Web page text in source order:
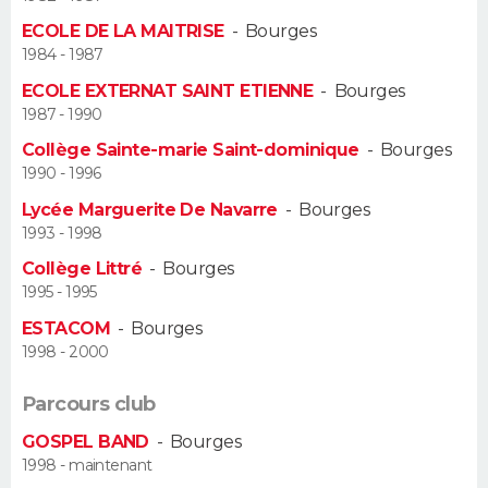
Alimentation
Guide de la santé
Maladies
Médicaments
Sommeil
VOYAGE
Destinations
City break
Voyage nature
Voyage de noces
Forum
Climat
+
PHOTO
GUIDES D'ACHAT
BONS PLANS
Carte de Noël
Carte Bonne année
Carte Saint-Valentin
Carte Pâques
Carte d'anniversaire
Dictionnaire
Biographies
Citations
Expressions
Proverbes
PROGRAMME TV
COPAINS D'AVANT
S'inscrire
Se connecter
Lycées
Collèges
Primaires
Universités
Entreprises
Service militaire
Avis de recherche
AVIS DE DÉCÈS
ECOLE DE LA MAITRISE- Bourges
1984 - 1987
ECOLE EXTERNAT SAINT ETIENNE- Bourges
1987 - 1990
Collège Sainte-marie Saint-dominique - Bourges
1990 - 1996
Lycée Marguerite De Navarre - Bourges
1993 - 1998
Collège Littré - Bourges
1995 - 1995
ESTACOM - Bourges
1998 - 2000
Parcours club
GOSPEL BAND - Bourges
1998 - maintenant